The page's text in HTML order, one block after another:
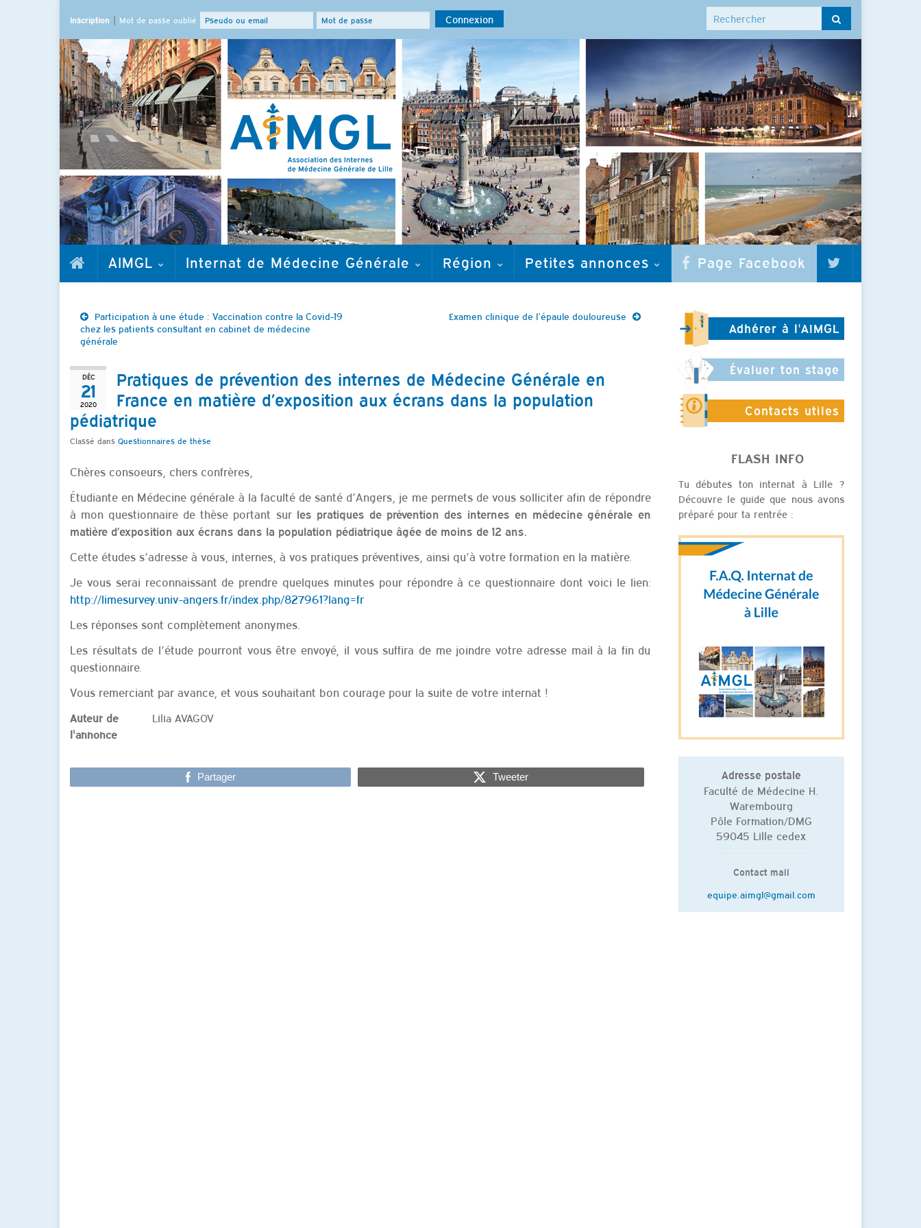
Inscription | Mot de passe oublié Search for:
AIMGL Internat de Médecine Générale Région Petites annonces Page Facebook
Participation à une étude : Vaccination contre la Covid-19
chez les patients consultant en cabinet de médecine
générale
Examen clinique de l’épaule douloureuse
DÉC
21
2020
Pratiques de prévention des internes de Médecine Générale en
France en matière d’exposition aux écrans dans la population
pédiatrique
Classé dans Questionnaires de thèse
Chères consoeurs, chers confrères,
Étudiante en Médecine générale à la faculté de santé d’Angers, je me permets de vous solliciter afin de répondre
à mon questionnaire de thèse portant sur les pratiques de prévention des internes en médecine générale en
matière d’exposition aux écrans dans la population pédiatrique âgée de moins de 12 ans.
Cette études s’adresse à vous, internes, à vos pratiques préventives, ainsi qu’à votre formation en la matière.
Je vous serai reconnaissant de prendre quelques minutes pour répondre à ce questionnaire dont voici le lien:
http://limesurvey.univ-angers.fr/index.php/827961?lang=fr
Les réponses sont complètement anonymes.
Les résultats de l’étude pourront vous être envoyé, il vous suffira de me joindre votre adresse mail à la fin du
questionnaire.
Vous remerciant par avance, et vous souhaitant bon courage pour la suite de votre internat !
Auteur de
l'annonce
Lilia AVAGOV
Partager Tweeter
Adhérer à l'AIMGL
Évaluer ton stage
Contacts utiles
FLASH INFO
Tu débutes ton internat à Lille ?
Découvre le guide que nous avons
préparé pour ta rentrée :
Adresse postale
Faculté de Médecine H.
Warembourg
Pôle Formation/DMG
59045 Lille cedex
Contact mail
equipe.aimgl@gmail.com